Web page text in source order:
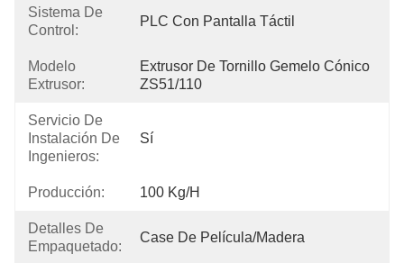
Sistema De
Control:
PLC Con Pantalla Táctil
Modelo
Extrusor:
Extrusor De Tornillo Gemelo Cónico
ZS51/110
Servicio De
Instalación De
Ingenieros:
Sí
Producción: 100 Kg/h
Detalles De
Empaquetado:
Case De Película/madera